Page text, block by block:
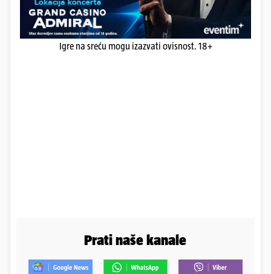
Igre na sreću mogu izazvati ovisnost. 18+
Prati naše kanale